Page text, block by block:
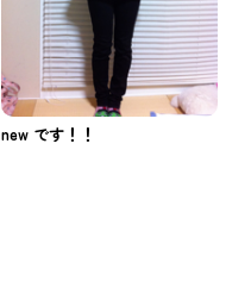
new です！！